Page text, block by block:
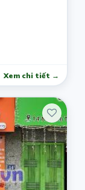
Xem chi tiết →